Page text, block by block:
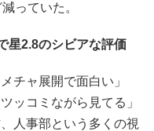
っていた。
星2.8のシビアな評価
チャ展開で面白い」
ッコミながら見てる」
人事部という多くの視